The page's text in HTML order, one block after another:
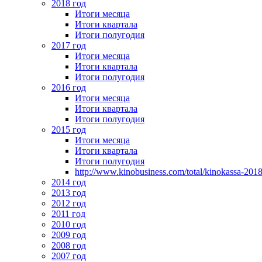
2018 год
Итоги месяца
Итоги квартала
Итоги полугодия
2017 год
Итоги месяца
Итоги квартала
Итоги полугодия
2016 год
Итоги месяца
Итоги квартала
Итоги полугодия
2015 год
Итоги месяца
Итоги квартала
Итоги полугодия
http://www.kinobusiness.com/total/kinokassa-
2014 год
2013 год
2012 год
2011 год
2010 год
2009 год
2008 год
2007 год